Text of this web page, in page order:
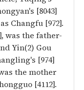
[8043]
Changfu [972].
was the father-
Yin(2) Gou
[974]
the mother
[4112].